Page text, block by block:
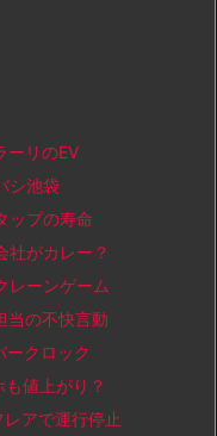
リのEV
シ池袋
プの寿命
がカレー？
ーンゲーム
の不快言動
クロック
値上がり？
アで運行停止